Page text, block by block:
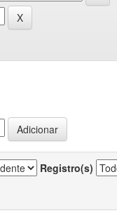
Registro(s)